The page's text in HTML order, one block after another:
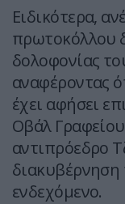
Ειδικότερα,
πρωτοκόλλου
δολοφονίας
αναφέροντας
έχει αφήσει
Οβάλ
αντιπρόεδρο
διακυβέρνηση
ενδεχόμενο.